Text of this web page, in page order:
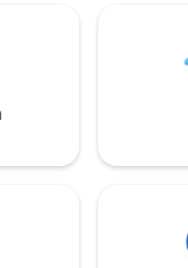
cidade de surfe
praias imaculadas,
aventura infantis e